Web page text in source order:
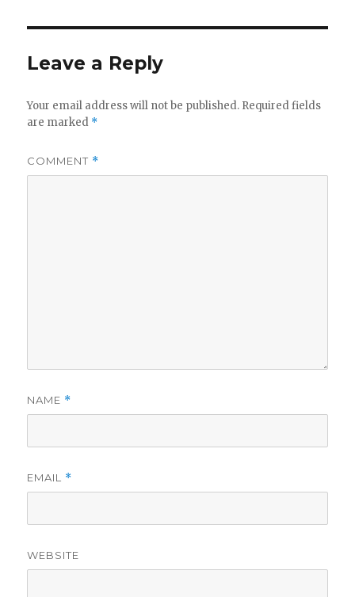
Leave a Reply
Your email address will not be published. Required fields
are marked *
COMMENT *
NAME *
EMAIL *
WEBSITE